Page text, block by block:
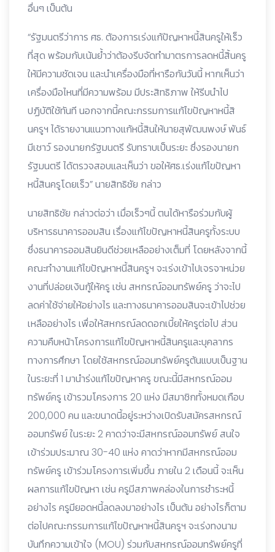
อื่นๆ เป็นต้น
“รัฐมนตรีว่าการ ศธ. ต้องการเร่งแก้ปัญหาหนี้สินครูให้เร็ว
ที่สุด พร้อมกับเน้นย้ำว่าต้องรีบจัดทำมาตรการลดหนี้สิ้นครู
ให้มีความชัดเจน และนำเครื่องมือที่หารือกันวันนี้ หากเห็นว่า
เครื่องมือไหนที่มีความพร้อม มีประสิทธิภาพ ให้รีบนำไป
ปฏิบัติใช้ทันที นอกจากนี้คณะกรรมการแก้ไขปัญหาหนี้สิ
นครูฯ ได้รายงานแนวทางแก้หนี้สินให้นายสุพัฒนพงษ์ พันธ์
มีเชาว์ รองนายกรัฐมนตรี รับทราบเป็นระยะ ซึ่งรองนายก
รัฐมนตรี ได้ตรวจสอบและเห็นว่า ขอให้ศธ.เร่งแก้ไขปัญหา
หนี้สินครูโดยเร็ว” นายสิทธิชัย กล่าว
นายสิทธิชัย กล่าวต่อว่า เมื่อเร็วๆนี้ ตนได้หารือร่วมกับผู้
บริหารธนาคารออมสิน เรื่องแก้ไขปัญหาหนี้สินครูทั้งระบบ
ซึ่งธนาคารออมสินยินดีช่วยเหลืออย่างเต็มที่ โดยหลังจากนี้
คณะทำงานแก้ไขปัญหาหนี้สินครูฯ จะเร่งเข้าไปเจรจาหน่วย
งานที่ปล่อยเงินกู้ให้ครู เช่น สหกรณ์ออมทรัพย์ครู ว่าจะไป
ลดค่าใช้จ่ายให้อย่างไร และทางธนาคารออมสินจะเข้าไปช่วย
เหลืออย่างไร เพื่อให้สหกรณ์ลดดอกเบี้ยให้ครูต่อไป ส่วน
ความคืบหน้าโครงการแก้ไขปัญหาหนี้สินครูและบุคลากร
ทางการศึกษา โดยใช้สหกรณ์ออมทรัพย์ครูต้นแบบเป็นฐาน
ในระยะที่ 1 มานำร่งแก้ไขปัญหาครู ขณะนี้มีสหกรณ์ออม
ทรัพย์ครู เข้ารวมโครงการ 20 แห่ง มีสมาชิกทั้งหมดเกือบ
200,000 คน และขนาดนี้อยู่ระหว่างเปิดรับสมัครสหกรณ์
ออมทรัพย์ ในระยะ 2 คาดว่าจะมีสหกรณ์ออมทรัพย์ สนใจ
เข้าร่วมประมาณ 30-40 แห่ง คาดว่าหากมีสหกรณ์ออม
ทรัพย์ครู เข้าร่วมโครงการเพิ่มขึ้น ภายใน 2 เดือนนี้ จะเห็น
ผลการแก้ไขปัญหา เช่น ครูมีสภาพคล่องในการชำระหนี้
อย่างไร ครูมียอดหนี้ลดลงมาอย่างไร เป็นต้น อย่างไรก็ตาม
ต่อไปคณะกรรมการแก้ไขปัญหาหนี้สินครูฯ จะเร่งทงนาม
บันทึกความเข้าใจ (MOU) ร่วมกับสหกรณ์ออมทรัพย์ครูที่